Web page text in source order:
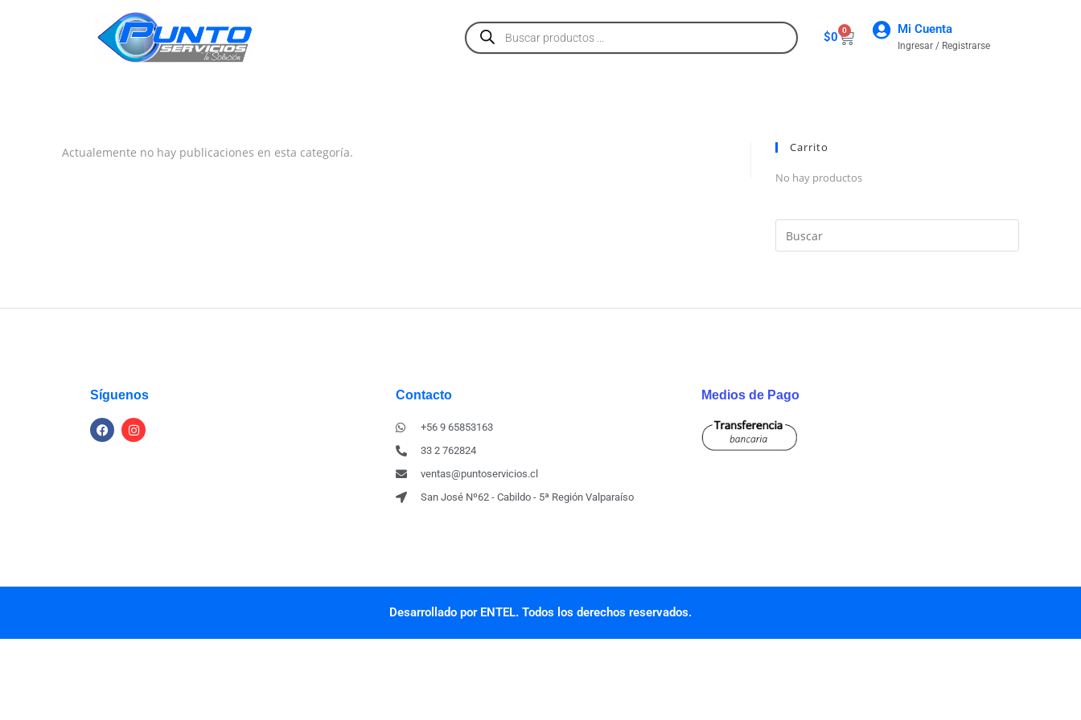
$0 0 Mi Cuenta
Ingresar / Registrarse
Actualemente no hay publicaciones en esta categoría. Carrito
No hay productos
Síguenos Contacto
+56 9 65853163
33 2 762824
ventas@puntoservicios.cl
San José Nº62 - Cabildo - 5ª Región Valparaíso
Medios de Pago
Desarrollado por ENTEL. Todos los derechos reservados.